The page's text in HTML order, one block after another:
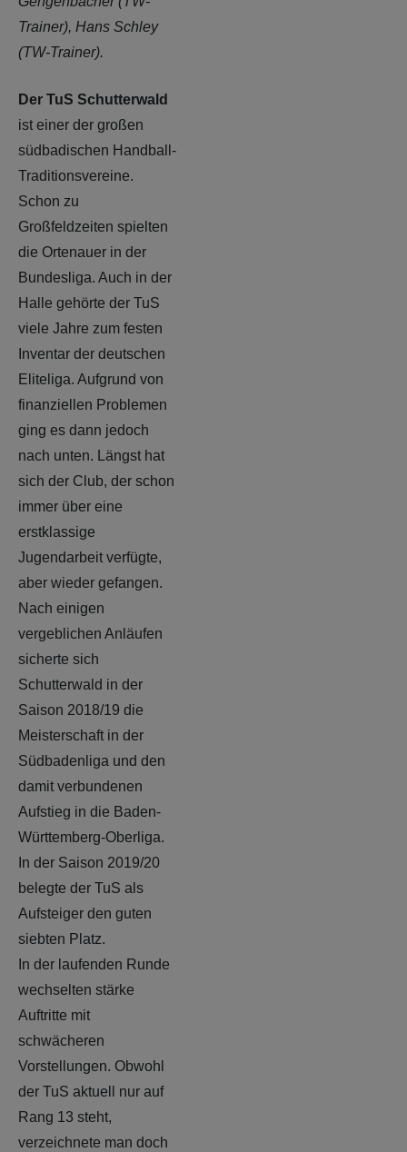
Trainer), Hans Schley
(TW-Trainer).
Der TuS Schutterwald
ist einer der großen
südbadischen Handball-
Traditionsvereine.
Schon zu
Großfeldzeiten spielten
die Ortenauer in der
Bundesliga. Auch in der
Halle gehörte der TuS
viele Jahre zum festen
Inventar der deutschen
Eliteliga. Aufgrund von
finanziellen Problemen
ging es dann jedoch
nach unten. Längst hat
sich der Club, der schon
immer über eine
erstklassige
Jugendarbeit verfügte,
aber wieder gefangen.
Nach einigen
vergeblichen Anläufen
sicherte sich
Schutterwald in der
Saison 2018/19 die
Meisterschaft in der
Südbadenliga und den
damit verbundenen
Aufstieg in die Baden-
Württemberg-Oberliga.
In der Saison 2019/20
belegte der TuS als
Aufsteiger den guten
siebten Platz.
In der laufenden Runde
wechselten stärke
Auftritte mit
schwächeren
Vorstellungen. Obwohl
der TuS aktuell nur auf
Rang 13 steht,
verzeichnete man doch